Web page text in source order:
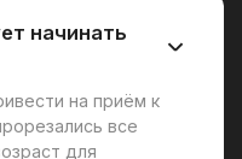
начинать
на приём к
все
для